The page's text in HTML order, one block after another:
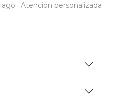
· Atención personalizada